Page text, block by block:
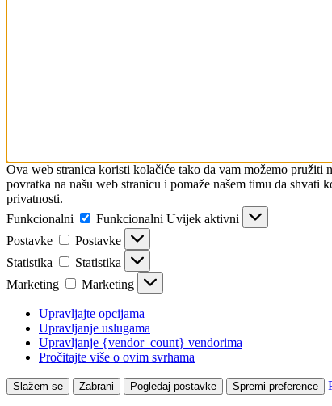
Ova web stranica koristi kolačiće tako da vam možemo
povratka na našu web stranicu i pomaže našem timu da
privatnosti.
Funkcionalni
Funkcionalni Uvijek aktivni
Postavke
Postavke
Statistika
Statistika
Marketing
Marketing
Upravljajte opcijama
Upravljanje uslugama
Upravljanje {vendor_count} vendorima
Pročitajte više o ovim svrhama
Slažem se Zabrani Pogledaj postavke Spremi preference